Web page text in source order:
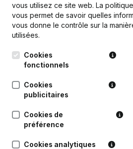
Date Publication
Succursale,
Questions fréquemment
Quel est le numéro de TVA
vous utilisez ce site web. La
vous permet de savoir quelles
vous donne le contrôle sur la
utilisées.
Cookies
fonctionnels
Cookies
publicitaires
Cookies de
préférence
Cookies analytiques